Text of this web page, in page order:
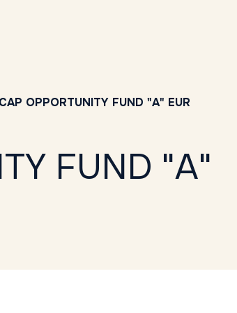
OPPORTUNITY FUND "A" EUR
FUND "A"